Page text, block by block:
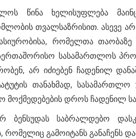
წინა ხელისუფლება
თვალსაზრისით. ასევე არ
რომელთა
სასამართლოს
არ იძიებენ ჩადენილ
თანახმად,
მოქმედებების დროს ჩადენილ
ბენსუდას საბრალდებო
რომელიც გამოიტანს განაჩენს